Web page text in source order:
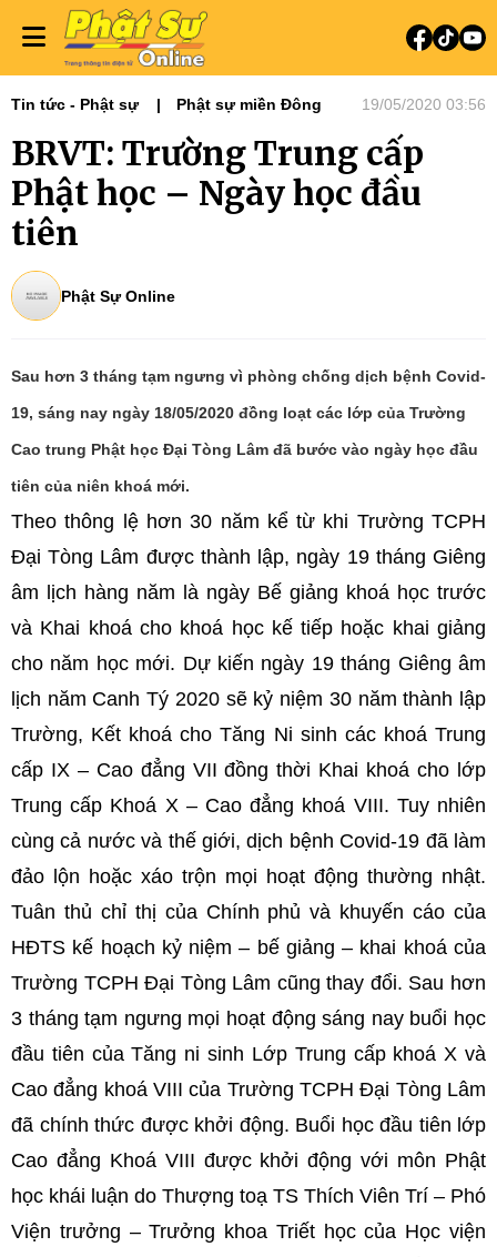
Tin tức - Phật sự Phật sự miền Đông 19/05/2020 03:56
BRVT: Trường Trung cấp
Phật học – Ngày học đầu
tiên
Phật Sự Online
Sau hơn 3 tháng tạm ngưng vì phòng chống dịch bệnh Covid-
19, sáng nay ngày 18/05/2020 đồng loạt các lớp của Trường
Cao trung Phật học Đại Tòng Lâm đã bước vào ngày học đầu
tiên của niên khoá mới.
Theo thông lệ hơn 30 năm kể từ khi Trường TCPH
Đại Tòng Lâm được thành lập, ngày 19 tháng Giêng
âm lịch hàng năm là ngày Bế giảng khoá học trước
và Khai khoá cho khoá học kế tiếp hoặc khai giảng
cho năm học mới. Dự kiến ngày 19 tháng Giêng âm
lịch năm Canh Tý 2020 sẽ kỷ niệm 30 năm thành lập
Trường, Kết khoá cho Tăng Ni sinh các khoá Trung
cấp IX – Cao đẳng VII đồng thời Khai khoá cho lớp
Trung cấp Khoá X – Cao đẳng khoá VIII. Tuy nhiên
cùng cả nước và thế giới, dịch bệnh Covid-19 đã làm
đảo lộn hoặc xáo trộn mọi hoạt động thường nhật.
Tuân thủ chỉ thị của Chính phủ và khuyến cáo của
HĐTS kế hoạch kỷ niệm – bế giảng – khai khoá của
Trường TCPH Đại Tòng Lâm cũng thay đổi. Sau hơn
3 tháng tạm ngưng mọi hoạt động sáng nay buổi học
đầu tiên của Tăng ni sinh Lớp Trung cấp khoá X và
Cao đẳng khoá VIII của Trường TCPH Đại Tòng Lâm
đã chính thức được khởi động. Buổi học đầu tiên lớp
Cao đẳng Khoá VIII được khởi động với môn Phật
học khái luận do Thượng toạ TS Thích Viên Trí – Phó
Viện trưởng – Trưởng khoa Triết học của Học viện